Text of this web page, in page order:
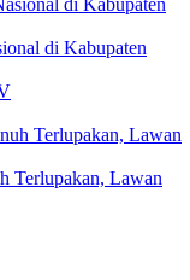
di Kabupaten
Terlupakan, Lawan